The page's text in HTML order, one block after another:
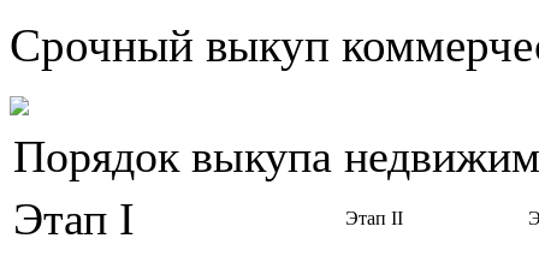
Срочный выкуп
Порядок выкупа
Этап I
Этап II